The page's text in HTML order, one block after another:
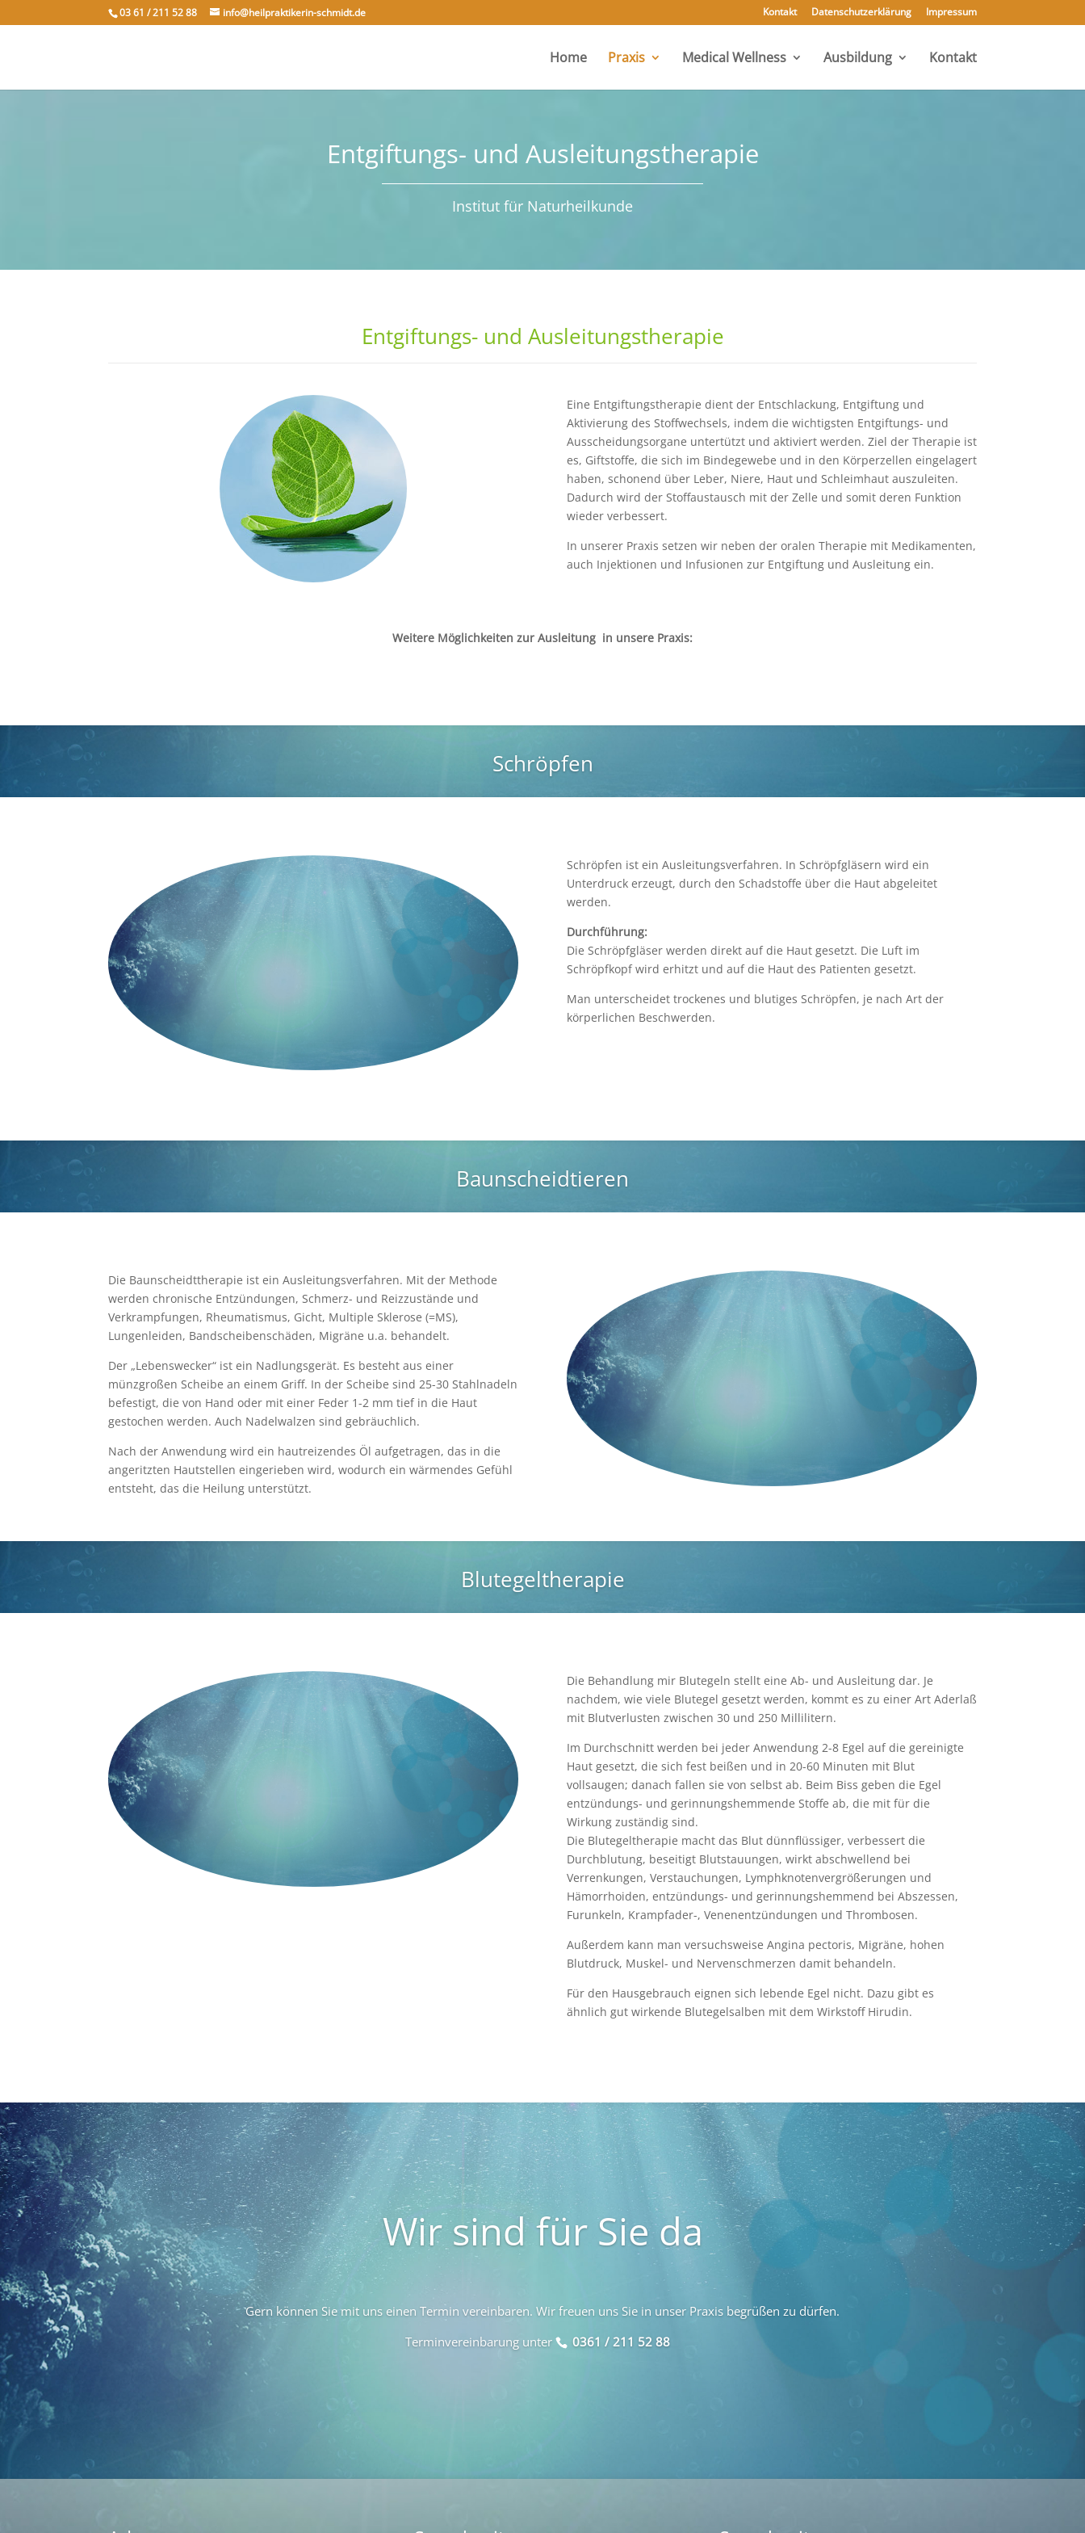
03 61 / 211 52 88 info@heilpraktikerin-schmidt.de Kontakt Datenschutzerklärung Impressum
Home Praxis Medical Wellness Ausbildung Kontakt
Entgiftungs- und Ausleitungstherapie
Institut für Naturheilkunde
Entgiftungs- und Ausleitungstherapie
Eine Entgiftungstherapie dient der Entschlackung, Entgiftung und
Aktivierung des Stoffwechsels, indem die wichtigsten Entgiftungs- und
Ausscheidungsorgane untertützt und aktiviert werden. Ziel der Therapie ist
es, Giftstoffe, die sich im Bindegewebe und in den Körperzellen eingelagert
haben, schonend über Leber, Niere, Haut und Schleimhaut auszuleiten.
Dadurch wird der Stoffaustausch mit der Zelle und somit deren Funktion
wieder verbessert.
In unserer Praxis setzen wir neben der oralen Therapie mit Medikamenten,
auch Injektionen und Infusionen zur Entgiftung und Ausleitung ein.
Weitere Möglichkeiten zur Ausleitung in unsere Praxis:
Schröpfen
Schröpfen ist ein Ausleitungsverfahren. In Schröpfgläsern wird ein
Unterdruck erzeugt, durch den Schadstoffe über die Haut abgeleitet
werden.
Durchführung:
Die Schröpfgläser werden direkt auf die Haut gesetzt. Die Luft im
Schröpfkopf wird erhitzt und auf die Haut des Patienten gesetzt.
Man unterscheidet trockenes und blutiges Schröpfen, je nach Art der
körperlichen Beschwerden.
Baunscheidtieren
Die Baunscheidttherapie ist ein Ausleitungsverfahren. Mit der Methode
werden chronische Entzündungen, Schmerz- und Reizzustände und
Verkrampfungen, Rheumatismus, Gicht, Multiple Sklerose (=MS),
Lungenleiden, Bandscheibenschäden, Migräne u.a. behandelt.
Der „Lebenswecker“ ist ein Nadlungsgerät. Es besteht aus einer
münzgroßen Scheibe an einem Griff. In der Scheibe sind 25-30 Stahlnadeln
befestigt, die von Hand oder mit einer Feder 1-2 mm tief in die Haut
gestochen werden. Auch Nadelwalzen sind gebräuchlich.
Nach der Anwendung wird ein hautreizendes Öl aufgetragen, das in die
angeritzten Hautstellen eingerieben wird, wodurch ein wärmendes Gefühl
entsteht, das die Heilung unterstützt.
Blutegeltherapie
Die Behandlung mir Blutegeln stellt eine Ab- und Ausleitung dar. Je
nachdem, wie viele Blutegel gesetzt werden, kommt es zu einer Art Aderlaß
mit Blutverlusten zwischen 30 und 250 Millilitern.
Im Durchschnitt werden bei jeder Anwendung 2-8 Egel auf die gereinigte
Haut gesetzt, die sich fest beißen und in 20-60 Minuten mit Blut
vollsaugen; danach fallen sie von selbst ab. Beim Biss geben die Egel
entzündungs- und gerinnungshemmende Stoffe ab, die mit für die
Wirkung zuständig sind.
Die Blutegeltherapie macht das Blut dünnflüssiger, verbessert die
Durchblutung, beseitigt Blutstauungen, wirkt abschwellend bei
Verrenkungen, Verstauchungen, Lymphknotenvergrößerungen und
Hämorrhoiden, entzündungs- und gerinnungshemmend bei Abszessen,
Furunkeln, Krampfader-, Venenentzündungen und Thrombosen.
Außerdem kann man versuchsweise Angina pectoris, Migräne, hohen
Blutdruck, Muskel- und Nervenschmerzen damit behandeln.
Für den Hausgebrauch eignen sich lebende Egel nicht. Dazu gibt es
ähnlich gut wirkende Blutegelsalben mit dem Wirkstoff Hirudin.
Wir sind für Sie da
Gern können Sie mit uns einen Termin vereinbaren. Wir freuen uns Sie in unser Praxis begrüßen zu dürfen.
Terminvereinbarung unter
0361 / 211 52 88